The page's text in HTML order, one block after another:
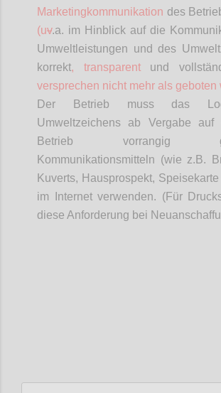
Marketingkommunikation des
(uv.a. im Hinblick auf die
Umweltleistungen und des
korrekt, transparentund
versprechen nicht mehr als geboten
Der Betrieb muss das
Umweltzeichens ab Vergabe auf
Betrieb vorrangig
Kommunikationsmitteln (wie z.B.
Kuverts, Hausprospekt, Speisekarte
im Internet verwenden. (Für
diese Anforderung bei